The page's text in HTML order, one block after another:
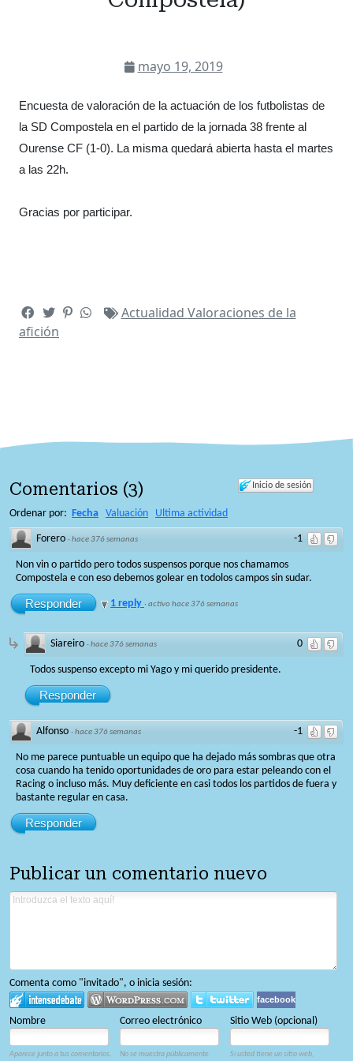
mayo 19, 2019
Encuesta de valoración de la actuación de los futbolistas de
la SD Compostela en el partido de la jornada 38 frente al
Ourense CF (1-0). La misma quedará abierta hasta el martes
a las 22h.
Gracias por participar.
Actualidad Valoraciones de la
afición
Inicio de sesión
Comentarios (3)
Ordenar por: Fecha Valuación Ultima actividad
-1
Forero ·hace 376 semanas
Non vin o partido pero todos suspensos porque nos chamamos
Compostela e con eso debemos golear en todolos campos sin sudar.
Responder 1 reply ·activo hace 376 semanas
0
Siareiro ·hace 376 semanas
Todos suspenso excepto mi Yago y mi querido presidente.
Responder
-1
Alfonso ·hace 376 semanas
No me parece puntuable un equipo que ha dejado más sombras que otra
cosa cuando ha tenido oportunidades de oro para estar peleando con el
Racing o incluso más. Muy deficiente en casi todos los partidos de fuera y
bastante regular en casa.
Responder
Publicar un comentario nuevo
Comenta como "invitado", o inicia sesión:
facebook
Nombre Correo electrónico Sitio Web (opcional)
Aparece junto a tus comentarios. No se muestra públicamente.
Si usted tiene un sitio web,